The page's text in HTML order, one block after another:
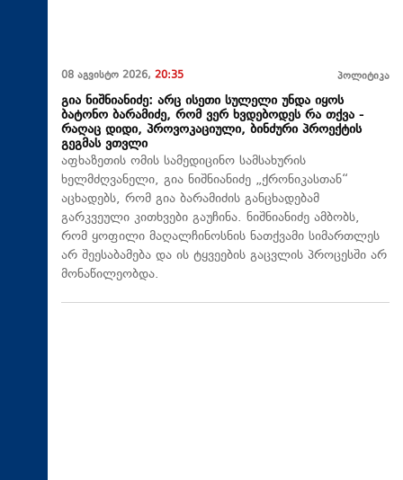
08 აგვისტო 2026, 20:35 პოლიტიკა
გია ნიშნიანიძე: არც ისეთი სულელი უნდა იყოს
ბატონო ბარამიძე, რომ ვერ ხვდებოდეს რა თქვა -
რაღაც დიდი, პროვოკაციული, ბინძური პროექტის
გეგმას ვთვლი
აფხაზეთის ომის სამედიცინო სამსახურის
ხელმძღვანელი, გია ნიშნიანიძე „ქრონიკასთან“
აცხადებს, რომ გია ბარამიძის განცხადებამ
გარკვეული კითხვები გაუჩინა. ნიშნიანიძე ამბობს,
რომ ყოფილი მაღალჩინოსნის ნათქვამი სიმართლეს
არ შეესაბამება და ის ტყვეების გაცვლის პროცესში არ
მონაწილეობდა.